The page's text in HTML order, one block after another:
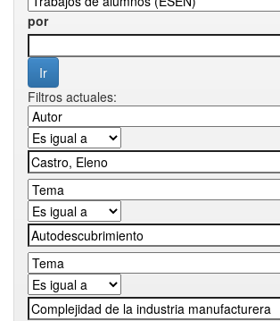
por
Filtros actuales: